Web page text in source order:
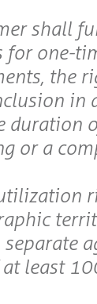
shall
for one-
the
in
duration
or a
least